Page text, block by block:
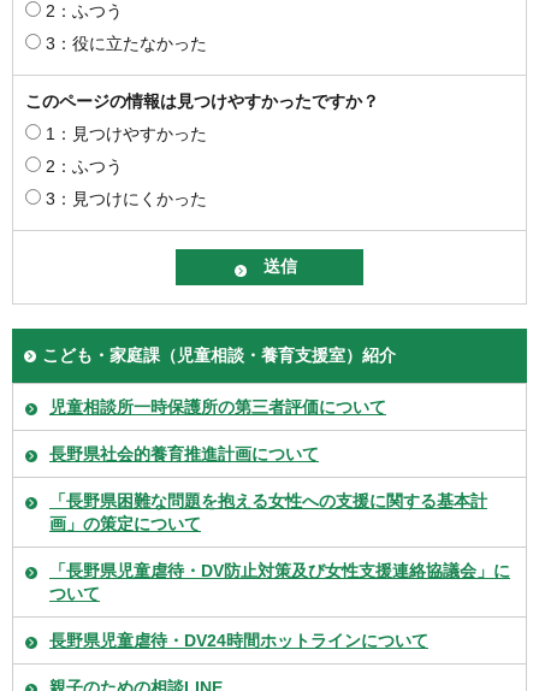
2：ふつう
3：役に立たなかった
このページの情報は見つけやすかったですか？
1：見つけやすかった
2：ふつう
3：見つけにくかった
こども・家庭課（児童相談・養育支援室）紹介
児童相談所一時保護所の第三者評価について
長野県社会的養育推進計画について
「長野県困難な問題を抱える女性への支援に関する基本計
画」の策定について
「長野県児童虐待・DV防止対策及び女性支援連絡協議会」に
ついて
長野県児童虐待・DV24時間ホットラインについて